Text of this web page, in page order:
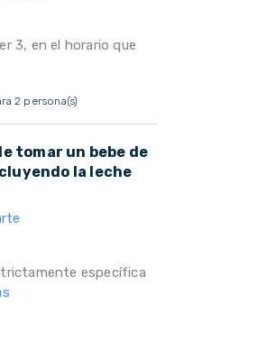
3, en el horario que
2 persona(s)
tomar un bebe de
la leche
específica